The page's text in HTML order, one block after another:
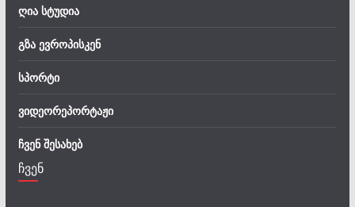
ღია სტუდია
გზა ევროპისკენ
სპორტი
ვიდეორეპორტაჟი
ჩვენ შესახებ
ჩვენ